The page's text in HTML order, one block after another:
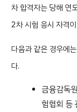
차 합격자는 당해 연
2차 시험 응시 자격
다음과 같은 경우에
다.
금융감독
험협회 등